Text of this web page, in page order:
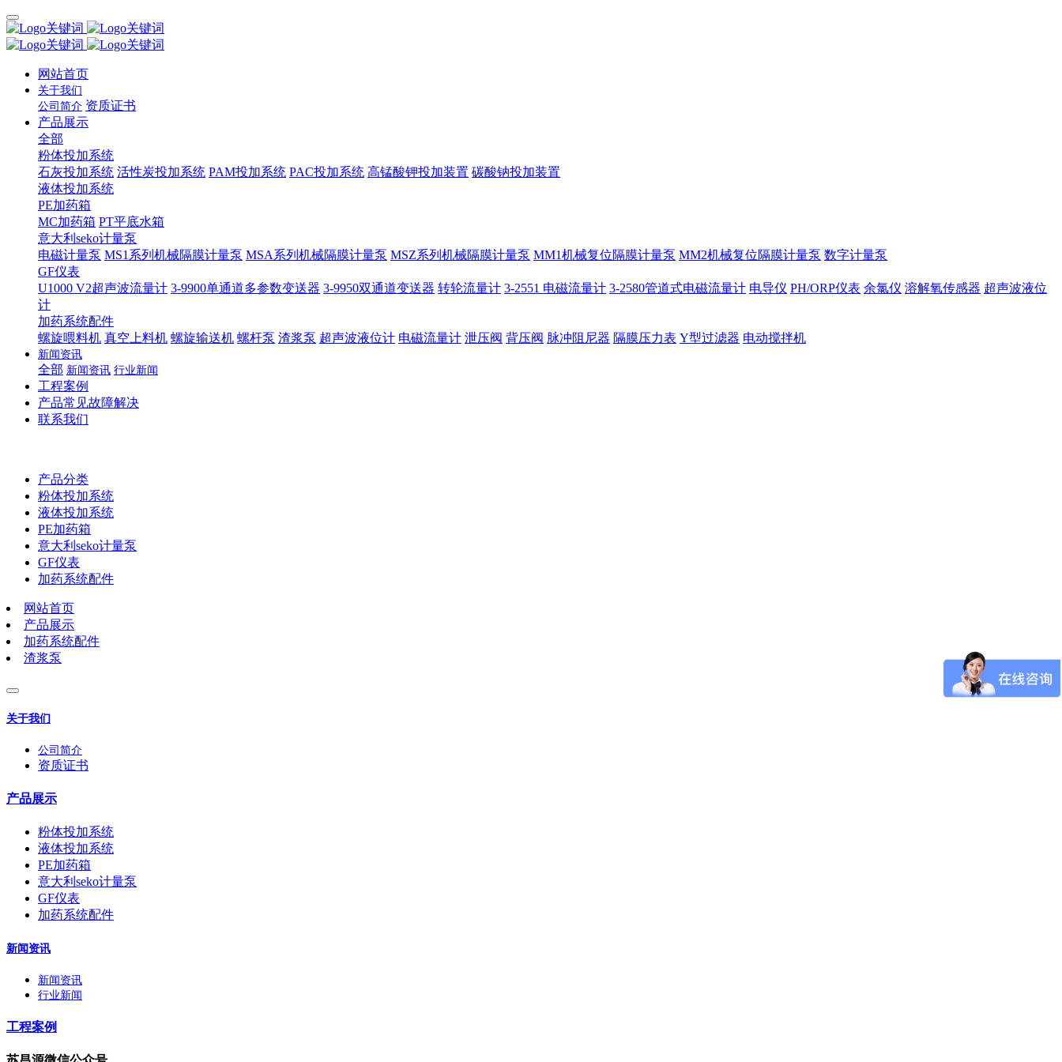
网站首页
关于我们
公司简介 资质证书
产品展示
全部
粉体投加系统
石灰投加系统 活性炭投加系统 PAM投加系统 PAC投加系统 高锰酸钾投加装置 碳酸钠投加装置
液体投加系统
PE加药箱
MC加药箱 PT平底水箱
意大利seko计量泵
电磁计量泵 MS1系列机械隔膜计量泵 MSA系列机械隔膜计量泵 MSZ系列机械隔膜计量泵 MM1机械复位隔膜计量泵 MM2机械复位隔膜计量泵 数字计量泵
GF仪表
U1000 V2超声波流量计 3-9900单通道多参数变送器 3-9950双通道变送器 转轮流量计 3-2551 电磁流量计 3-2580管道式电磁流量计 电导仪 PH/ORP仪表 余氯仪 溶解氧传感器 超声波液位
计
加药系统配件
螺旋喂料机 真空上料机 螺旋输送机 螺杆泵 渣浆泵 超声波液位计 电磁流量计 泄压阀 背压阀 脉冲阻尼器 隔膜压力表 Y型过滤器 电动搅拌机
新闻资讯
全部 新闻资讯 行业新闻
工程案例
产品常见故障解决
联系我们
产品分类
粉体投加系统
液体投加系统
PE加药箱
意大利seko计量泵
GF仪表
加药系统配件
网站首页
产品展示
加药系统配件
渣浆泵
关于我们
公司简介
资质证书
产品展示
粉体投加系统
液体投加系统
PE加药箱
意大利seko计量泵
GF仪表
加药系统配件
新闻资讯
新闻资讯
行业新闻
工程案例